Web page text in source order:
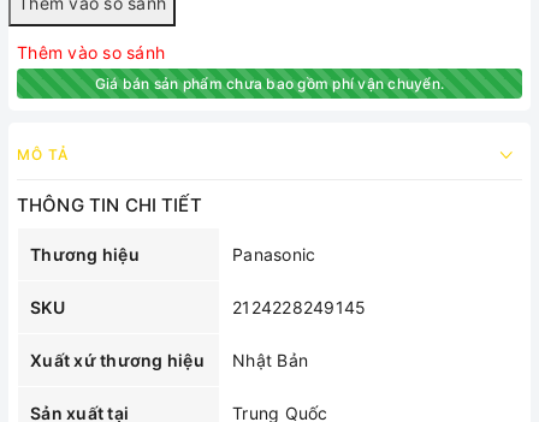
Thêm vào so sánh
Giá bán sản phẩm chưa bao gồm phí vận chuyển.
MÔ TẢ
THÔNG TIN CHI TIẾT
Thương hiệu Panasonic
SKU 2124228249145
Xuất xứ thương hiệu Nhật Bản
Sản xuất tại Trung Quốc